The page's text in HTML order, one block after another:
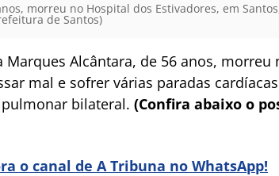
morreu no Hospital dos Estivadores, em
de Santos)
Marques Alcântara, de 56 anos,
mal e sofrer várias paradas
bilateral. (Confira abaixo o
o canal de A Tribuna no WhatsApp!